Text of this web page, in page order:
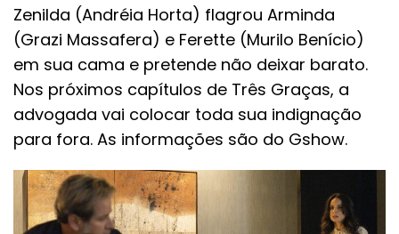
Zenilda (Andréia Horta) flagrou Arminda
(Grazi Massafera) e Ferette (Murilo Benício)
em sua cama e pretende não deixar barato.
Nos próximos capítulos de Três Graças, a
advogada vai colocar toda sua indignação
para fora. As informações são do Gshow.